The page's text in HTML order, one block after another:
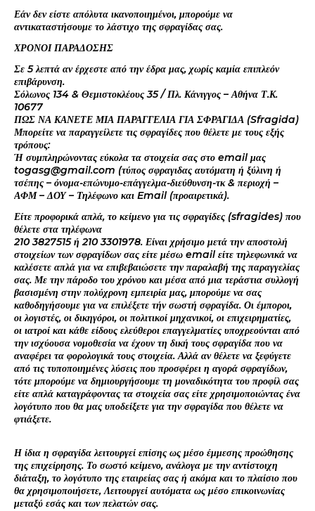
Εάν δεν είστε απόλυτα ικανοποιημένοι, μπορούμε να
αντικαταστήσουμε το λάστιχο της σφραγίδας σας.
ΧΡΟΝΟΙ ΠΑΡΑΔΟΣΗΣ
Σε 5 λεπτά αν έρχεστε από την έδρα μας, χωρίς καμία επιπλεόν
επιβάρυνση.
Σόλωνος 134 & Θεμιστοκλέους 35 / Πλ. Κάνιγγος – Αθήνα Τ.Κ.
10677
ΠΩΣ ΝΑ ΚΑΝΕΤΕ ΜΙΑ ΠΑΡΑΓΓΕΛΙΑ ΓΙΑ ΣΦΡΑΓΙΔΑ (Sfragida)
Μπορείτε να παραγγείλετε τις σφραγίδες που θέλετε με τους εξής
τρόπους:
Ή συμπληρώνοντας εύκολα τα στοιχεία σας στο email μας
togasg@gmail.com (τύπος σφραγιδας αυτόματη ή ξύλινη ή
τσέπης – όνομα-επώνυμο-επάγγελμα-διεύθυνση-τκ & περιοχή –
ΑΦΜ – ΔΟΥ – Τηλέφωνο και Email (προαιρετικά).
Είτε προφορικά απλά, το κείμενο για τις σφραγίδες (sfragides) που
θέλετε στα τηλέφωνα
210 3827515 ή 210 3301978. Είναι χρήσιμο μετά την αποστολή
στοιχείων των σφραγίδων σας είτε μέσω email είτε τηλεφωνικά να
καλέσετε απλά για να επιβεβαιώσετε την παραλαβή της παραγγελίας
σας. Με την πάροδο του χρόνου και μέσα από μια τεράστια συλλογή
βασισμένη στην πολύχρονη εμπειρία μας, μπορούμε να σας
καθοδηγήσουμε για να επιλέξετε τήν σωστή σφραγίδα. Οι έμποροι,
οι λογιστές, οι δικηγόροι, οι πολιτικοί μηχανικοί, οι επιχειρηματίες,
οι ιατροί και κάθε είδους ελεύθεροι επαγγελματίες υποχρεούνται από
την ισχύουσα νομοθεσία να έχουν τη δική τους σφραγίδα που να
αναφέρει τα φορολογικά τους στοιχεία. Αλλά αν θέλετε να ξεφύγετε
από τις τυποποιημένες λύσεις που προσφέρει η αγορά σφραγίδων,
τότε μπορούμε να δημιουργήσουμε τη μοναδικότητα του προφίλ σας
είτε απλά καταγράφοντας τα στοιχεία σας είτε χρησιμοποιώντας ένα
λογότυπο που θα μας υποδείξετε για την σφραγίδα που θέλετε να
φτιάξετε.
Η ίδια η σφραγίδα λειτουργεί επίσης ως μέσο έμμεσης προώθησης
της επιχείρησης. Το σωστό κείμενο, ανάλογα με την αντίστοιχη
διάταξη, το λογότυπο της εταιρείας σας ή ακόμα και το πλαίσιο που
θα χρησιμοποιήσετε, Λειτουργεί αυτόματα ως μέσο επικοινωνίας
μεταξύ εσάς και των πελατών σας.